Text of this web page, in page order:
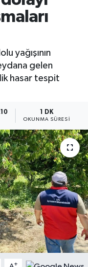
yağışının
gelen
hasar tespit
1 DK
OKUNMA SÜRESI
+